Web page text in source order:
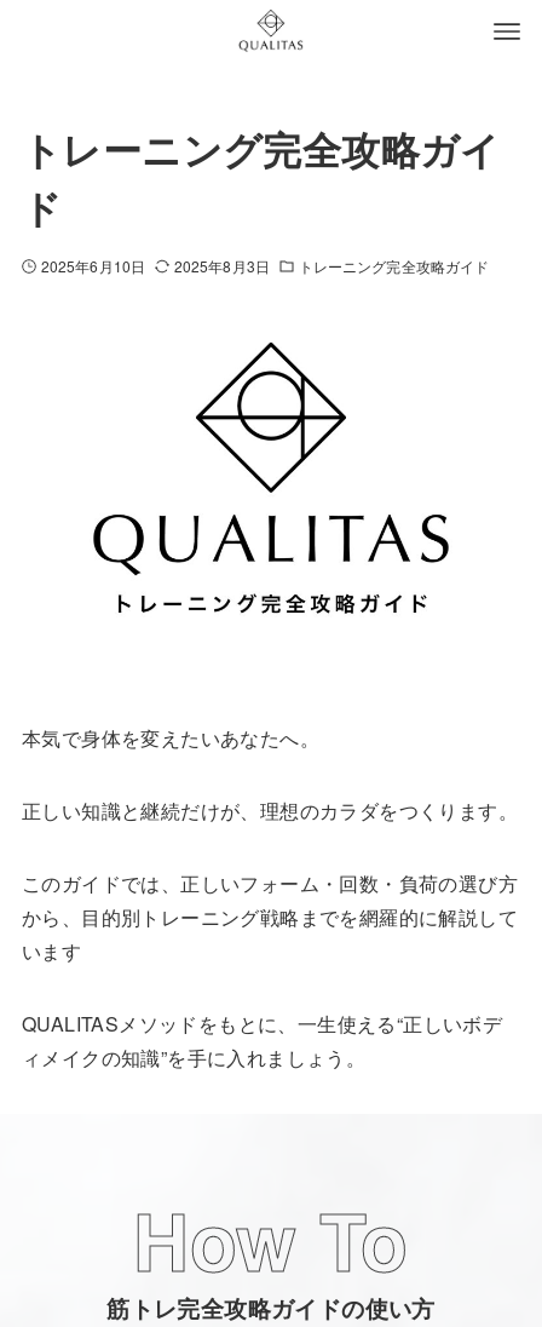
トレーニング完全攻略ガイ
ド
2025年6月10日 2025年8月3日 トレーニング完全攻略ガイド
本気で身体を変えたいあなたへ。
正しい知識と継続だけが、理想のカラダをつくります。
このガイドでは、正しいフォーム・回数・負荷の選び方
から、目的別トレーニング戦略までを網羅的に解説して
います
QUALITASメソッドをもとに、一生使える“正しいボデ
ィメイクの知識”を手に入れましょう。
How To
筋トレ完全攻略ガイドの使い方